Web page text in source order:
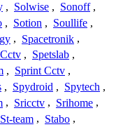
, Solwise , Sonoff ,
, Sotion , Soullife ,
, Spacetronik ,
, Spetslab ,
, Sprint Cctv ,
, Spydroid , Spytech ,
, Sricctv , Srihome ,
St-team , Stabo ,